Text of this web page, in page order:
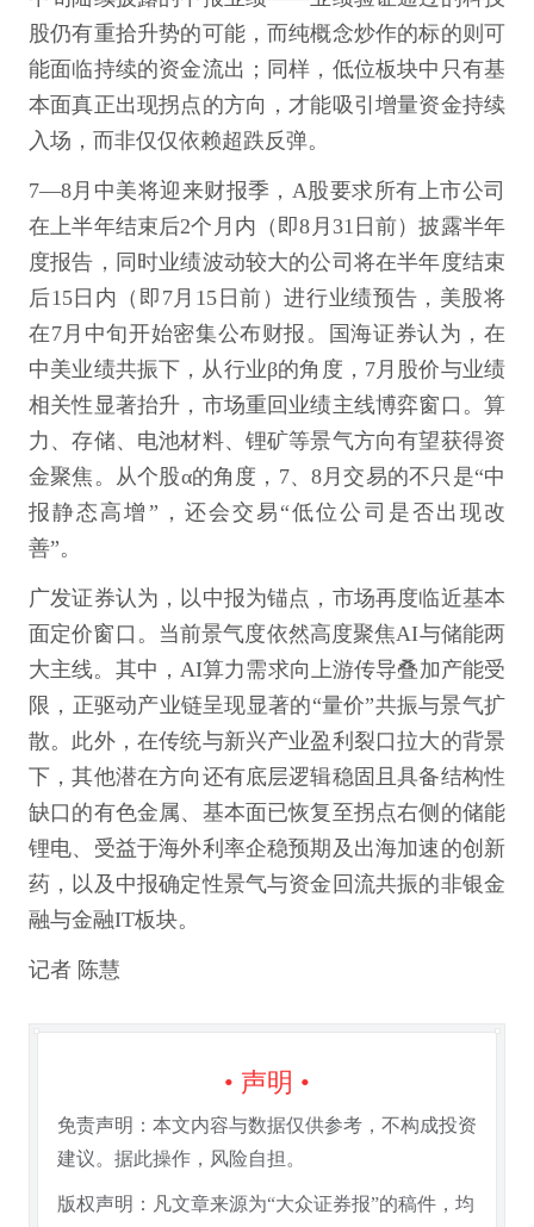
股仍有重拾升势的可能，而纯概念炒作的标的则可
能面临持续的资金流出；同样，低位板块中只有基
本面真正出现拐点的方向，才能吸引增量资金持续
入场，而非仅仅依赖超跌反弹。
7—8月中美将迎来财报季，A股要求所有上市公司
在上半年结束后2个月内（即8月31日前）披露半年
度报告，同时业绩波动较大的公司将在半年度结束
后15日内（即7月15日前）进行业绩预告，美股将
在7月中旬开始密集公布财报。国海证券认为，在
中美业绩共振下，从行业β的角度，7月股价与业绩
相关性显著抬升，市场重回业绩主线博弈窗口。算
力、存储、电池材料、锂矿等景气方向有望获得资
金聚焦。从个股α的角度，7、8月交易的不只是“中
报静态高增”，还会交易“低位公司是否出现改
善”。
广发证券认为，以中报为锚点，市场再度临近基本
面定价窗口。当前景气度依然高度聚焦AI与储能两
大主线。其中，AI算力需求向上游传导叠加产能受
限，正驱动产业链呈现显著的“量价”共振与景气扩
散。此外，在传统与新兴产业盈利裂口拉大的背景
下，其他潜在方向还有底层逻辑稳固且具备结构性
缺口的有色金属、基本面已恢复至拐点右侧的储能
锂电、受益于海外利率企稳预期及出海加速的创新
药，以及中报确定性景气与资金回流共振的非银金
融与金融IT板块。
记者 陈慧
• 声明 •
免责声明：本文内容与数据仅供参考，不构成投资
建议。据此操作，风险自担。
版权声明：凡文章来源为“大众证券报”的稿件，均